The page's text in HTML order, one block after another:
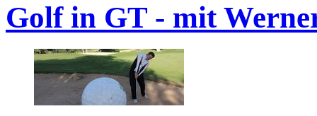
Golf in GT - mit